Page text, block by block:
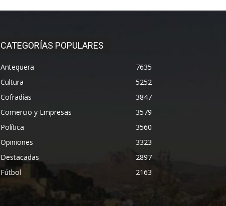
CATEGORÍAS POPULARES
Antequera
7635
Cultura
5252
Cofradías
3847
Comercio y Empresas
3579
Política
3560
Opiniones
3323
Destacadas
2897
Fútbol
2163